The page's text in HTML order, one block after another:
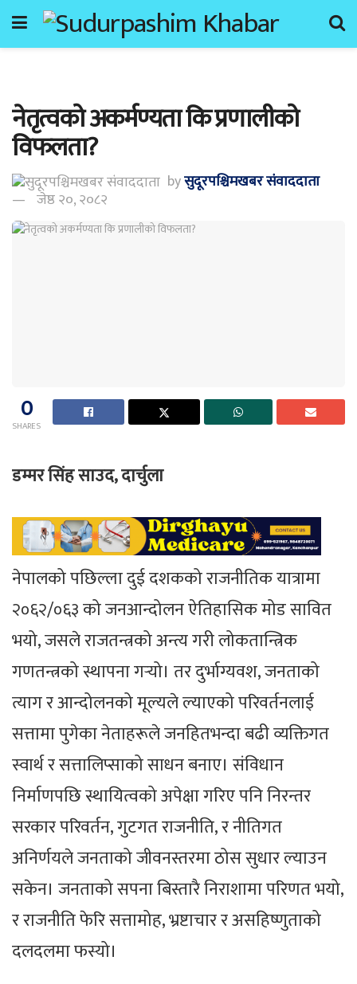
नेतृत्वको अकर्मण्यता कि प्रणालीको
विफलता?
byसुदूरपश्चिमखबर संंवाददाता
जेष्ठ २०, २०८२
0
SHARES
डम्मर सिंह साउद, दार्चुला
नेपालको पछिल्ला दुई दशकको राजनीतिक यात्रामा
२०६२/०६३ को जनआन्दोलन ऐतिहासिक मोड सावित
भयो, जसले राजतन्त्रको अन्त्य गरी लोकतान्त्रिक
गणतन्त्रको स्थापना गर्‍यो। तर दुर्भाग्यवश, जनताको
त्याग र आन्दोलनको मूल्यले ल्याएको परिवर्तनलाई
सत्तामा पुगेका नेताहरूले जनहितभन्दा बढी व्यक्तिगत
स्वार्थ र सत्तालिप्साको साधन बनाए। संविधान
निर्माणपछि स्थायित्वको अपेक्षा गरिए पनि निरन्तर
सरकार परिवर्तन, गुटगत राजनीति, र नीतिगत
अनिर्णयले जनताको जीवनस्तरमा ठोस सुधार ल्याउन
सकेन। जनताको सपना बिस्तारै निराशामा परिणत भयो,
र राजनीति फेरि सत्तामोह, भ्रष्टाचार र असहिष्णुताको
दलदलमा फस्यो।